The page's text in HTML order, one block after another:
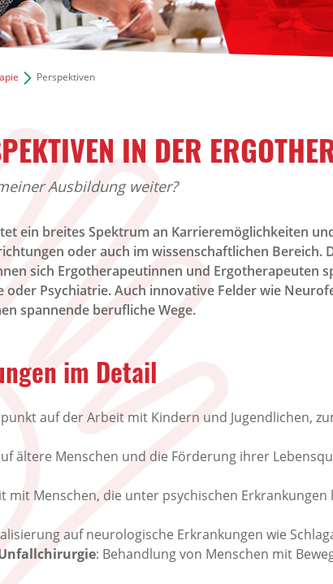
Perspektiven
IN DER
Ausbildung weiter?
ein breites Spektrum an Karrieremöglichkeiten
oder auch im wissenschaftlichen Bereich.
sich Ergotherapeutinnen und Ergotherapeuten
oder Psychiatrie. Auch innovative Felder wie
spannende berufliche Wege.
im Detail
auf der Arbeit mit Kindern und Jugendlichen,
ältere Menschen und die Förderung ihrer
mit Menschen, die unter psychischen
auf neurologische Erkrankungen wie
: Behandlung von Menschen mit